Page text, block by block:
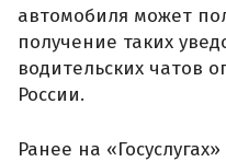
автомобиля может
получение таких
водительских чатов
России.
Ранее на «Госуслугах»